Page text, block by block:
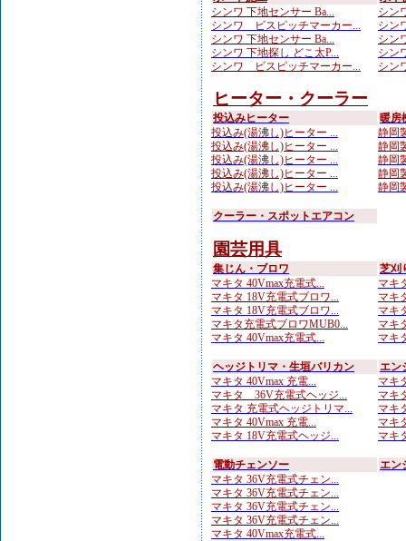
シンワ 下地センサー Ba...
シンワ ビスピッチマーカー...
シンワ 下地センサー Ba...
シンワ 下地探し どこ太P...
シンワ ビスピッチマーカー...
シン
シン
シン
シン
シン
ヒーター・クーラー
投込みヒーター
投込み(湯沸し)ヒーター ...
投込み(湯沸し)ヒーター ...
投込み(湯沸し)ヒーター ...
投込み(湯沸し)ヒーター ...
投込み(湯沸し)ヒーター ...
暖房
静岡
静岡
静岡
静岡
静岡
クーラー・スポットエアコン
園芸用具
集じん・ブロワ
マキタ 40Vmax充電式...
マキタ 18V充電式ブロワ...
マキタ 18V充電式ブロワ...
マキタ充電式ブロワMUB0...
マキタ 40Vmax充電式...
芝刈
マキ
マキ
マキ
マキ
マキ
ヘッジトリマ・生垣バリカン
マキタ 40Vmax 充電...
マキタ 36V充電式ヘッジ...
マキタ 充電式ヘッジトリマ...
マキタ 40Vmax 充電...
マキタ 18V充電式ヘッジ...
エン
マキ
マキ
マキ
マキ
マキ
電動チェンソー
マキタ 36V充電式チェン...
マキタ 36V充電式チェン...
マキタ 36V充電式チェン...
マキタ 36V充電式チェン...
マキタ 40Vmax充電式...
エン